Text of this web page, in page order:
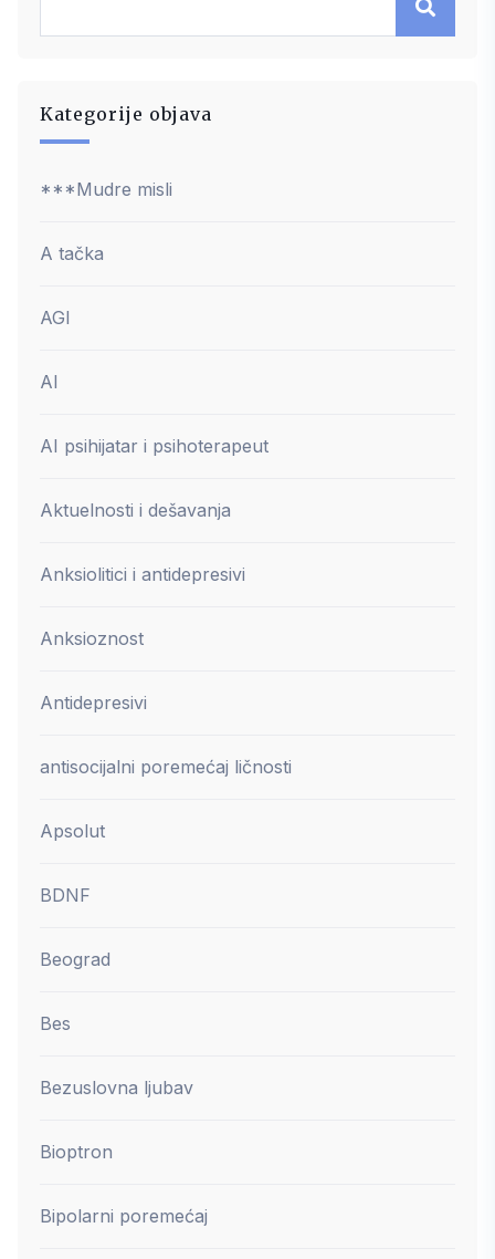
Kategorije objava
***Mudre misli
A tačka
AGI
AI
AI psihijatar i psihoterapeut
Aktuelnosti i dešavanja
Anksiolitici i antidepresivi
Anksioznost
Antidepresivi
antisocijalni poremećaj ličnosti
Apsolut
BDNF
Beograd
Bes
Bezuslovna ljubav
Bioptron
Bipolarni poremećaj